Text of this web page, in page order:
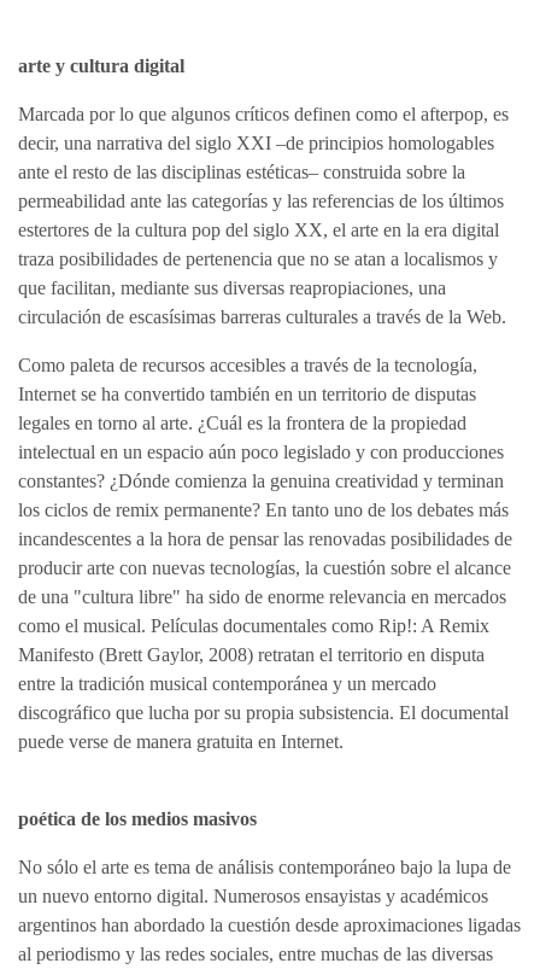
arte y cultura digital
Marcada por lo que algunos críticos definen como el afterpop, es
decir, una narrativa del siglo XXI –de principios homologables
ante el resto de las disciplinas estéticas– construida sobre la
permeabilidad ante las categorías y las referencias de los últimos
estertores de la cultura pop del siglo XX, el arte en la era digital
traza posibilidades de pertenencia que no se atan a localismos y
que facilitan, mediante sus diversas reapropiaciones, una
circulación de escasísimas barreras culturales a través de la Web.
Como paleta de recursos accesibles a través de la tecnología,
Internet se ha convertido también en un territorio de disputas
legales en torno al arte. ¿Cuál es la frontera de la propiedad
intelectual en un espacio aún poco legislado y con producciones
constantes? ¿Dónde comienza la genuina creatividad y terminan
los ciclos de remix permanente? En tanto uno de los debates más
incandescentes a la hora de pensar las renovadas posibilidades de
producir arte con nuevas tecnologías, la cuestión sobre el alcance
de una "cultura libre" ha sido de enorme relevancia en mercados
como el musical. Películas documentales como Rip!: A Remix
Manifesto (Brett Gaylor, 2008) retratan el territorio en disputa
entre la tradición musical contemporánea y un mercado
discográfico que lucha por su propia subsistencia. El documental
puede verse de manera gratuita en Internet.
poética de los medios masivos
No sólo el arte es tema de análisis contemporáneo bajo la lupa de
un nuevo entorno digital. Numerosos ensayistas y académicos
argentinos han abordado la cuestión desde aproximaciones ligadas
al periodismo y las redes sociales, entre muchas de las diversas